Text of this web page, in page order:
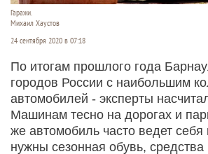
Гаражи.
Михаил Хаустов
24 сентября 2020 в 07:18
По итогам прошлого года
городов России с наибольшим
автомобилей - эксперты
Машинам тесно на дорогах и
же автомобиль часто ведет себя
нужны сезонная обувь, средства